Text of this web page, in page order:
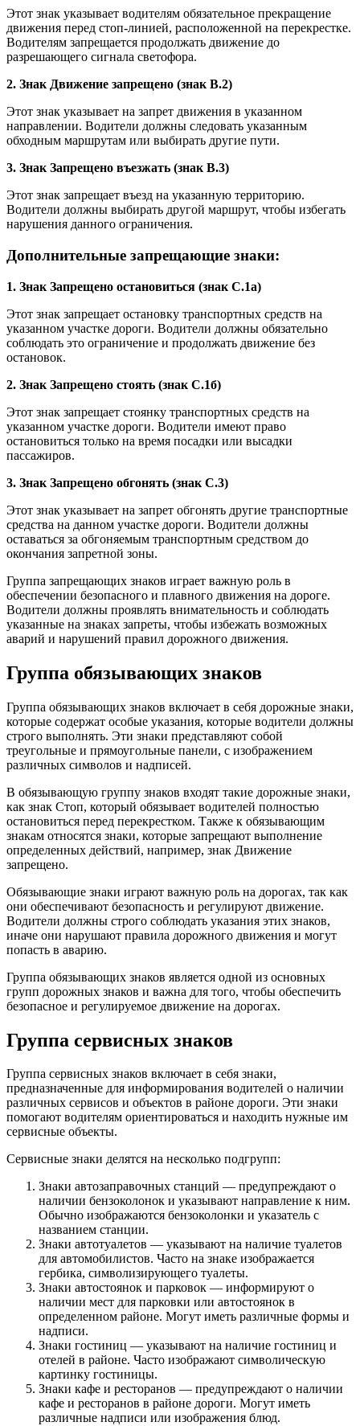
Этот знак указывает водителям обязательное прекращение
движения перед стоп-линией, расположенной на перекрестке.
Водителям запрещается продолжать движение до
разрешающего сигнала светофора.
2. Знак Движение запрещено (знак B.2)
Этот знак указывает на запрет движения в указанном
направлении. Водители должны следовать указанным
обходным маршрутам или выбирать другие пути.
3. Знак Запрещено въезжать (знак B.3)
Этот знак запрещает въезд на указанную территорию.
Водители должны выбирать другой маршрут, чтобы избегать
нарушения данного ограничения.
Дополнительные запрещающие знаки:
1. Знак Запрещено остановиться (знак C.1а)
Этот знак запрещает остановку транспортных средств на
указанном участке дороги. Водители должны обязательно
соблюдать это ограничение и продолжать движение без
остановок.
2. Знак Запрещено стоять (знак C.1б)
Этот знак запрещает стоянку транспортных средств на
указанном участке дороги. Водители имеют право
остановиться только на время посадки или высадки
пассажиров.
3. Знак Запрещено обгонять (знак C.3)
Этот знак указывает на запрет обгонять другие транспортные
средства на данном участке дороги. Водители должны
оставаться за обгоняемым транспортным средством до
окончания запретной зоны.
Группа запрещающих знаков играет важную роль в
обеспечении безопасного и плавного движения на дороге.
Водители должны проявлять внимательность и соблюдать
указанные на знаках запреты, чтобы избежать возможных
аварий и нарушений правил дорожного движения.
Группа обязывающих знаков
Группа обязывающих знаков включает в себя дорожные знаки,
которые содержат особые указания, которые водители должны
строго выполнять. Эти знаки представляют собой
треугольные и прямоугольные панели, с изображением
различных символов и надписей.
В обязывающую группу знаков входят такие дорожные знаки,
как знак Стоп, который обязывает водителей полностью
остановиться перед перекрестком. Также к обязывающим
знакам относятся знаки, которые запрещают выполнение
определенных действий, например, знак Движение
запрещено.
Обязывающие знаки играют важную роль на дорогах, так как
они обеспечивают безопасность и регулируют движение.
Водители должны строго соблюдать указания этих знаков,
иначе они нарушают правила дорожного движения и могут
попасть в аварию.
Группа обязывающих знаков является одной из основных
групп дорожных знаков и важна для того, чтобы обеспечить
безопасное и регулируемое движение на дорогах.
Группа сервисных знаков
Группа сервисных знаков включает в себя знаки,
предназначенные для информирования водителей о наличии
различных сервисов и объектов в районе дороги. Эти знаки
помогают водителям ориентироваться и находить нужные им
сервисные объекты.
Сервисные знаки делятся на несколько подгрупп:
Знаки автозаправочных станций — предупреждают о
наличии бензоколонок и указывают направление к ним.
Обычно изображаются бензоколонки и указатель с
названием станции.
Знаки автотуалетов — указывают на наличие туалетов
для автомобилистов. Часто на знаке изображается
гербика, символизирующего туалеты.
Знаки автостоянок и парковок — информируют о
наличии мест для парковки или автостоянок в
определенном районе. Могут иметь различные формы и
надписи.
Знаки гостиниц — указывают на наличие гостиниц и
отелей в районе. Часто изображают символическую
картинку гостиницы.
Знаки кафе и ресторанов — предупреждают о наличии
кафе и ресторанов в районе дороги. Могут иметь
различные надписи или изображения блюд.